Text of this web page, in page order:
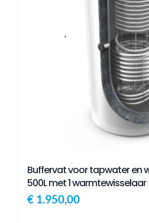
Buffervat voor tapwater en
500L met 1 warmtewisselaar
€ 1.950,00